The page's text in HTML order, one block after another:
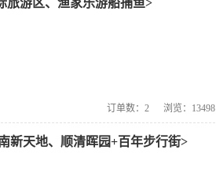
旅游区、渔家乐游船捕鱼>
订单数： 2 浏览： 13498
新天地、顺清晖园+百年步行街>